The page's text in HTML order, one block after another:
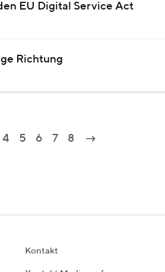
EU Digital Service Act
Richtung
4 5 6 7 8
Kontakt